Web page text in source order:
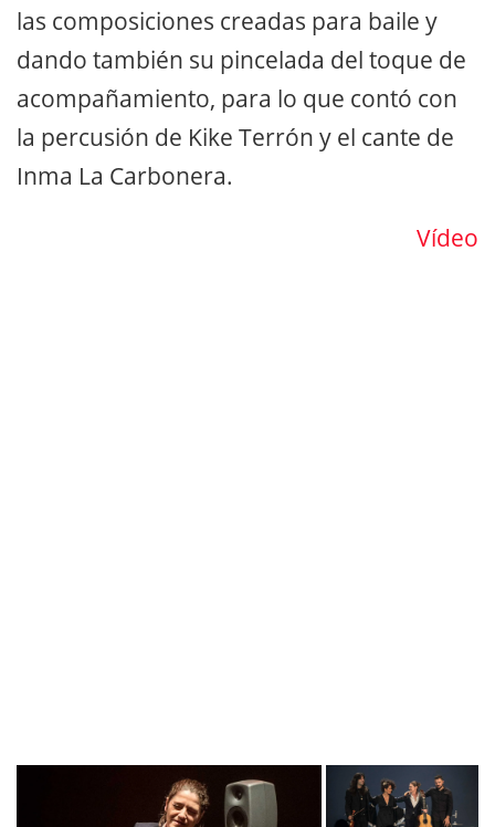
las composiciones creadas para baile y
dando también su pincelada del toque de
acompañamiento, para lo que contó con
la percusión de Kike Terrón y el cante de
Inma La Carbonera.
Vídeo